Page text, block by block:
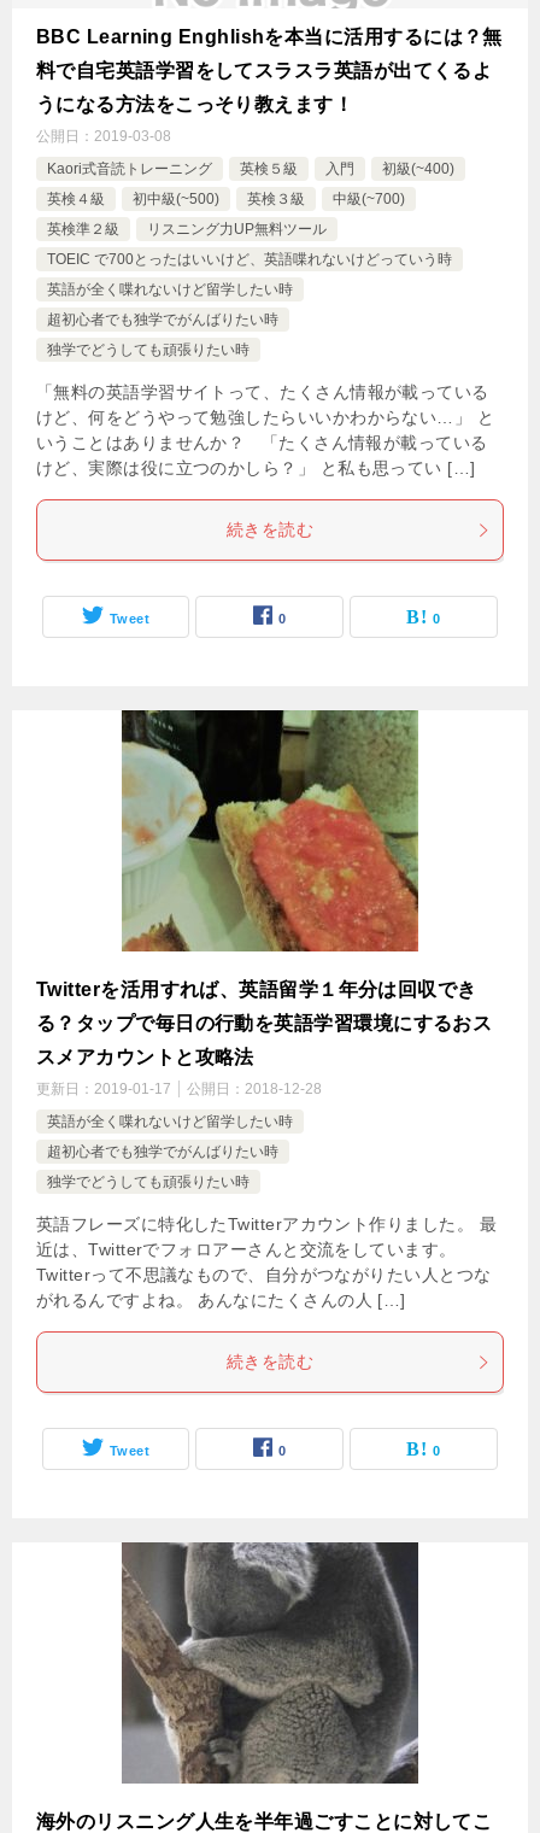
BBC Learning Enghlishを本当に活用するには？無
料で自宅英語学習をしてスラスラ英語が出てくるよ
うになる方法をこっそり教えます！
公開日： 2019-03-08
Kaori式音読トレーニング
英検５級 入門
初級(~400)
英検４級
初中級(~500) 英検３級
中級(~700)
英検準２級
リスニング力UP無料ツール
TOEIC で700とったはいいけど、英語喋れないけどっていう時
英語が全く喋れないけど留学したい時
超初心者でも独学でがんばりたい時
独学でどうしても頑張りたい時
「無料の英語学習サイトって、たくさん情報が載っている
けど、何をどうやって勉強したらいいかわからない…」 と
いうことはありませんか？ 「たくさん情報が載っている
けど、実際は役に立つのかしら？」 と私も思ってい […]
続きを読む
Tweet 0 0
Twitterを活用すれば、英語留学１年分は回収でき
る？タップで毎日の行動を英語学習環境にするおス
スメアカウントと攻略法
更新日： 2019-01-17 公開日： 2018-12-28
英語が全く喋れないけど留学したい時
超初心者でも独学でがんばりたい時
独学でどうしても頑張りたい時
英語フレーズに特化したTwitterアカウント作りました。 最
近は、Twitterでフォロアーさんと交流をしています。
Twitterって不思議なもので、自分がつながりたい人とつな
がれるんですよね。 あんなにたくさんの人 […]
続きを読む
Tweet 0 0
海外のリスニング人生を半年過ごすことに対してこ